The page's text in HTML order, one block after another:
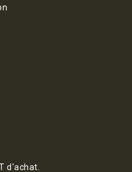
d'achat.